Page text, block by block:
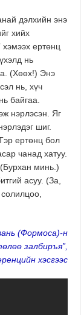
дэлхийн энэ
хийх
ертөнц
нь
(Хөөх!) Энэ
нь, хүч
байгаа.
нэрлэсэн. Яг
шиг.
ертөнц бол
чанад хатуу.
(Бурхан минь.)
асуу. (За,
(Формоса)-н
залбиръя”,
хэсгээс